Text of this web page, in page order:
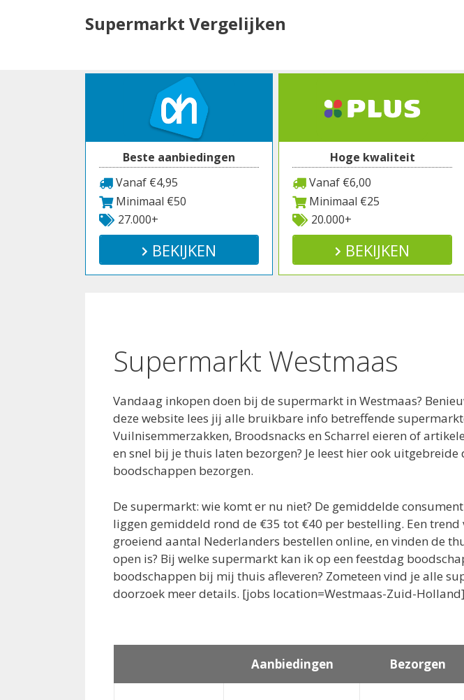
Supermarkt Vergelijken
Beste aanbiedingen
Vanaf €4,95
Minimaal €50
27.000+
BEKIJKEN
Hoge kwaliteit
Vanaf €6,00
Minimaal €25
20.000+
BEKIJKEN
Supermarkt Westmaas
Vandaag inkopen doen bij de supermarkt in Westmaas?
deze website lees jij alle bruikbare info betreffende
Vuilnisemmerzakken, Broodsnacks en Scharrel eieren of
en snel bij je thuis laten bezorgen? Je leest hier ook
boodschappen bezorgen.
De supermarkt: wie komt er nu niet? De gemiddelde
liggen gemiddeld rond de €35 tot €40 per bestelling. Een
groeiend aantal Nederlanders bestellen online, en vinden de
open is? Bij welke supermarkt kan ik op een feestdag
boodschappen bij mij thuis afleveren? Zometeen vind je alle
doorzoek meer details. [jobs location=Westmaas-Zuid-Holland]
Aanbiedingen Bezorgen